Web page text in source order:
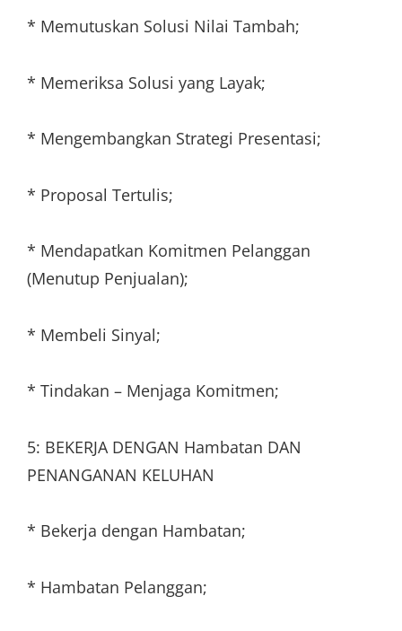
* Memutuskan Solusi Nilai Tambah;
* Memeriksa Solusi yang Layak;
* Mengembangkan Strategi Presentasi;
* Proposal Tertulis;
* Mendapatkan Komitmen Pelanggan
(Menutup Penjualan);
* Membeli Sinyal;
* Tindakan – Menjaga Komitmen;
5: BEKERJA DENGAN Hambatan DAN
PENANGANAN KELUHAN
* Bekerja dengan Hambatan;
* Hambatan Pelanggan;